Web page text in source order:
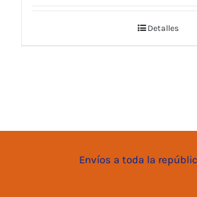
Detalles
Envíos a toda la